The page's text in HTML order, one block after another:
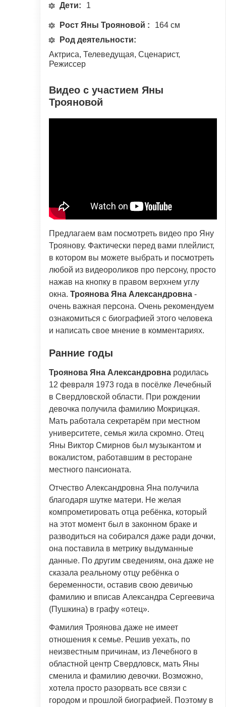
Дети: 1
Рост Яны Трояновой :
164 см
Род деятельности:
Актриса, Телеведущая, Сценарист,
Режиссер
Видео с участием Яны
Трояновой
Предлагаем вам посмотреть видео про Яну
Троянову. Фактически перед вами плейлист,
в котором вы можете выбрать и посмотреть
любой из видеороликов про персону, просто
нажав на кнопку в правом верхнем углу
окна. Троянова Яна Александровна -
очень важная персона. Очень рекомендуем
ознакомиться с биографией этого человека
и написать свое мнение в комментариях.
Ранние годы
Троянова Яна Александровна родилась
12 февраля 1973 года в посёлке Лечебный
в Свердловской области. При рождении
девочка получила фамилию Мокрицкая.
Мать работала секретарём при местном
университете, семья жила скромно. Отец
Яны Виктор Смирнов был музыкантом и
вокалистом, работавшим в ресторане
местного пансионата.
Отчество Александровна Яна получила
благодаря шутке матери. Не желая
компрометировать отца ребёнка, который
на этот момент был в законном браке и
разводиться на собирался даже ради дочки,
она поставила в метрику выдуманные
данные. По другим сведениям, она даже не
сказала реальному отцу ребёнка о
беременности, оставив свою девичью
фамилию и вписав Александра Сергеевича
(Пушкина) в графу «отец».
Фамилия Троянова даже не имеет
отношения к семье. Решив уехать, по
неизвестным причинам, из Лечебного в
областной центр Свердловск, мать Яны
сменила и фамилию девочки. Возможно,
хотела просто разорвать все связи с
городом и прошлой биографией. Поэтому в